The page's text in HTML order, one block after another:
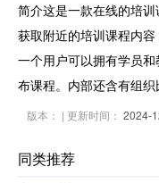
简介这是一款在线的培
获取附近的培训课程内
一个用户可以拥有学员
布课程。内部还含有组
版本： | 更新时间： 2024-
同类推荐